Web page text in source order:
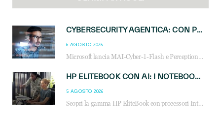
CYBERSECURITY AGENTICA: CON PERCEPTION E MAI-CYBER-1-FLASH MICROSOFT APRE NUOVI SERVIZI PER IL CANALE
6 AGOSTO 2026
Microsoft lancia MAI-Cyber-1-Flash e Perception: cybersecurity agentica in preview dal 3 novembre. Cosa cambia per MSP, system integrator e reseller.
HP ELITEBOOK CON AI: I NOTEBOOK BUSINESS INTELLIGENTI CHE TRASFORMANO PRODUTTIVITÀ, SICUREZZA E LAVORO IBRIDO
5 AGOSTO 2026
Scopri la gamma HP EliteBook con processori Intel® Core™ Ultra e AMD Ryzen™ AI. Notebook business progettati per aumentare la produttività, migliorare la collaborazione e garantire sicurezza avanzata in ufficio e in mobilità.